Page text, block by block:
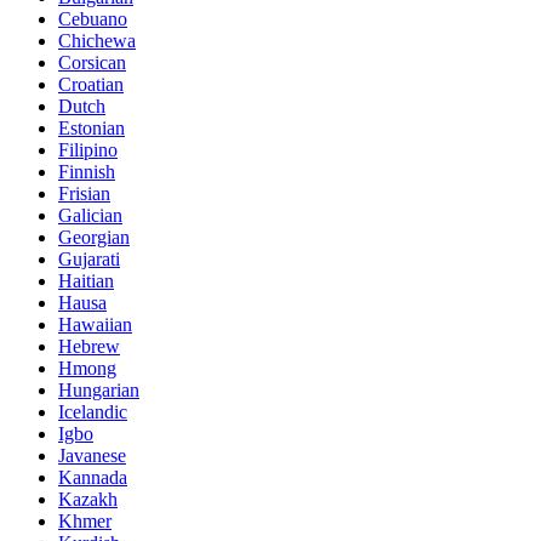
Cebuano
Chichewa
Corsican
Croatian
Dutch
Estonian
Filipino
Finnish
Frisian
Galician
Georgian
Gujarati
Haitian
Hausa
Hawaiian
Hebrew
Hmong
Hungarian
Icelandic
Igbo
Javanese
Kannada
Kazakh
Khmer